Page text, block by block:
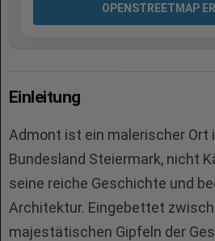
OPENSTREETMAP
Einleitung
Admont ist ein malerischer
Bundesland Steiermark, nicht
seine reiche Geschichte und
Architektur. Eingebettet
majestätischen Gipfeln der